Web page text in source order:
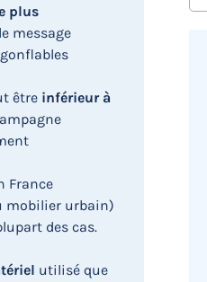
plus
message
être inférieur à
France
mobilier urbain)
des cas.
utilisé que